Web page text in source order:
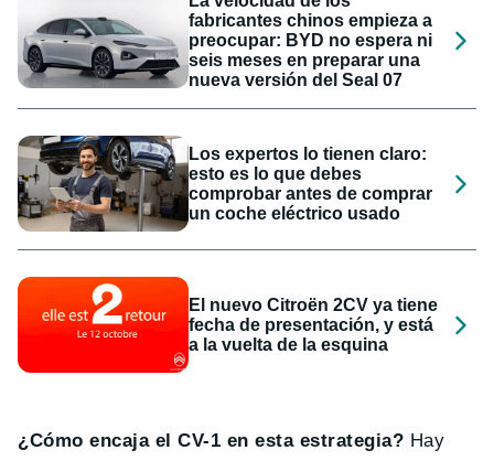
fabricantes chinos empieza a
preocupar: BYD no espera ni
seis meses en preparar una
nueva versión del Seal 07
Los expertos lo tienen claro:
esto es lo que debes
comprobar antes de comprar
un coche eléctrico usado
El nuevo Citroën 2CV ya tiene
fecha de presentación, y está
a la vuelta de la esquina
¿Cómo encaja el CV-1 en esta estrategia? Hay